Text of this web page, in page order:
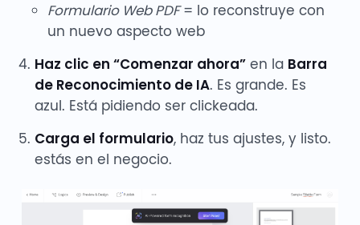
Formulario Web PDF= lo reconstruye con
un nuevo aspecto web
Haz clic en “Comenzar ahora”en la Barra
de Reconocimiento de IA. Es grande. Es
azul. Está pidiendo ser clickeada.
Carga el formulario, haz tus ajustes, y listo.
estás en el negocio.